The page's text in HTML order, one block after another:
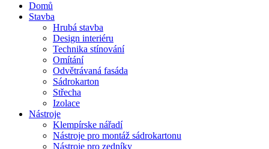
Domů
Stavba
Hrubá stavba
Design interiéru
Technika stínování
Omítání
Odvětrávaná fasáda
Sádrokarton
Střecha
Izolace
Nástroje
Klempírske nářadí
Nástroje pro montáž sádrokartonu
Nástroje pro zedníky